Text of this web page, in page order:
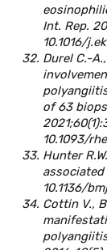
Int. Rep.
10.1016/
Durel C.-
of 63
10.1093/
Hunter
10.1136/
Cottin V.,